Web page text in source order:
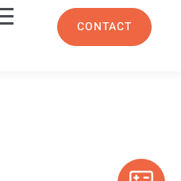
CONTACT